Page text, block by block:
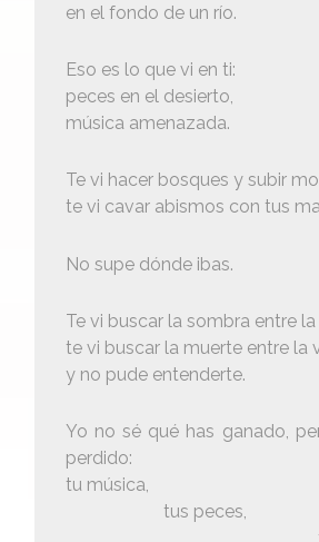
en el fondo de un río.
Eso es lo que vi en ti:
peces en el desierto,
música amenazada.
Te vi hacer bosques y subir
te vi cavar abismos con tus
No supe dónde ibas.
Te vi buscar la sombra entre la
te vi buscar la muerte entre la
y no pude entenderte.
Yo no sé qué has ganado,
perdido:
tu música,
tus peces,